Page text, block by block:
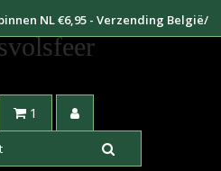
NL €6,95 - Verzending België/
€8,95
1